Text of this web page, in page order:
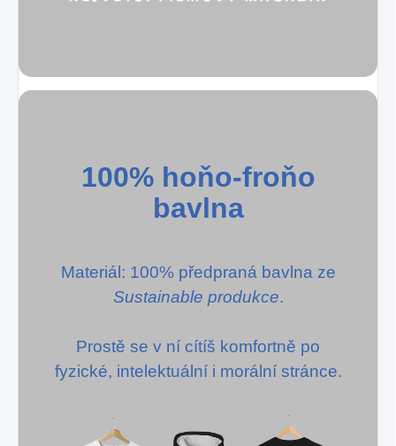
100% hoňo-froňo
bavlna
Materiál: 100% předpraná bavlna ze
Sustainable produkce.
Prostě se v ní cítíš komfortně po
fyzické, intelektuální i morální stránce.